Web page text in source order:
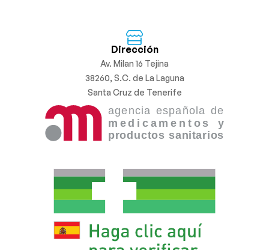
Dirección
Av. Milan 16 Tejina
38260, S.C. de La Laguna
Santa Cruz de Tenerife